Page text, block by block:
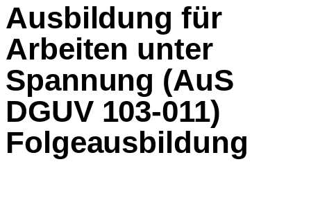
Ausbildung für
Arbeiten unter
Spannung (AuS
DGUV 103-011)
Folgeausbildung